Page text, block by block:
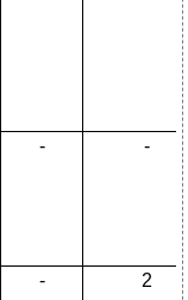
- -
- 2